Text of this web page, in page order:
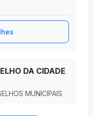
DA CIDADE
MUNICIPAIS